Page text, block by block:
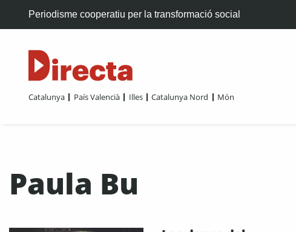
Periodisme cooperatiu per la transformació social
Catalunya País Valencià Illes Catalunya Nord Món
Paula Bu